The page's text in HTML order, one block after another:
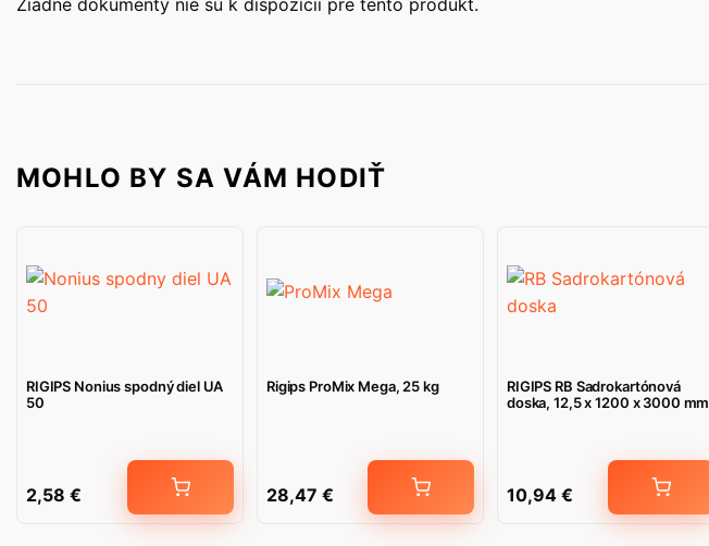
MOHLO BY SA VÁM HODIŤ
RIGIPS Nonius spodný diel UA
50
2,58 €
Rigips ProMix Mega, 25 kg
28,47 €
RIGIPS RB Sadrokartónová
doska, 12,5 x 1200 x 3000 mm
10,94 €